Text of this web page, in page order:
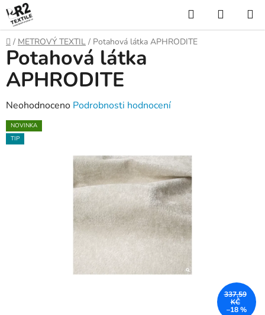
Přejít
na
obsah
Hledat
KOŠÍK
Domů
/ METROVÝ TEXTIL / Potahová látka APHRODITE
Potahová látka
APHRODITE
Průměrné
hodnocení
produktu
Neohodnoceno Podrobnosti hodnocení
NOVINKA
TIP
337,59
KČ
–18 %